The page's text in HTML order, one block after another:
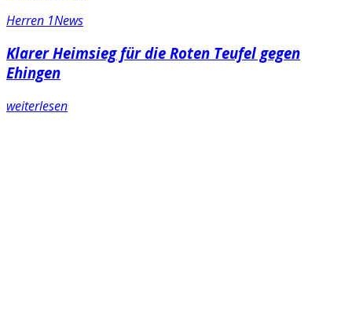
Herren 1News
Klarer Heimsieg für die Roten Teufel gegen
Ehingen
weiterlesen